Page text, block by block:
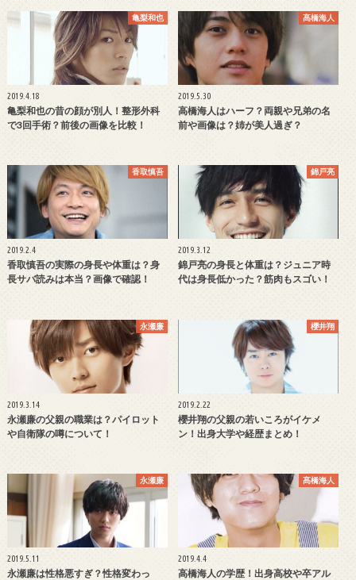
亀梨和也
2019.4.18
亀梨和也の昔の顔が別人！整形外科
で3回手術？前後の画像を比較！
髙橋海人
2019.5.30
高橋海人はハーフ？両親や兄弟の名
前や画像は？姉が美人過ぎ？
香取慎吾
2019.2.4
香取慎吾の実際の身長や体重は？身
長サバ読みは本当？画像で確認！
錦戸亮
2019.3.12
錦戸亮の身長と体重は？ジュニア時
代は身長低かった？筋肉もスゴい！
永瀬廉
2019.3.14
永瀬廉の父親の職業は？パイロット
や自衛隊の噂について！
櫻井翔
2019.2.22
櫻井翔の父親の若いころがイケメ
ン！出身大学や経歴まとめ！
永瀬廉
2019.5.11
永瀬廉は性格悪すぎ？性格変わっ
髙橋海人
2019.4.4
高橋海人の学歴！出身高校や卒アル